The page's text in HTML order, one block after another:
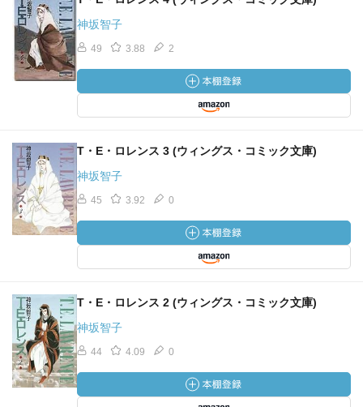
神坂智子
49 3.88 2
T・E・ロレンス 3 (ウィングス・コミック文庫)
神坂智子
45 3.92 0
T・E・ロレンス 2 (ウィングス・コミック文庫)
神坂智子
44 4.09 0